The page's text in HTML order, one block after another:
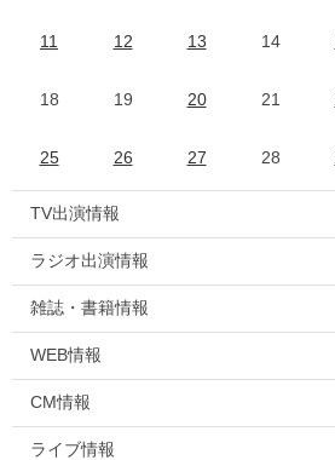
11 12 13 14
18 19 20 21
25 26 27 28
TV出演情報
ラジオ出演情報
雑誌・書籍情報
WEB情報
CM情報
ライブ情報